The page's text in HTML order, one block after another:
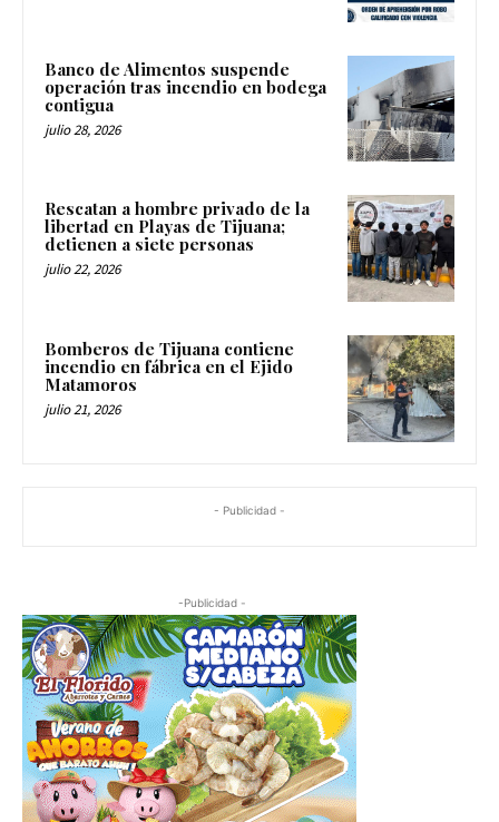
Banco de Alimentos suspende
operación tras incendio en bodega
contigua
julio 28, 2026
Rescatan a hombre privado de la
libertad en Playas de Tijuana;
detienen a siete personas
julio 22, 2026
Bomberos de Tijuana contiene
incendio en fábrica en el Ejido
Matamoros
julio 21, 2026
- Publicidad -
-Publicidad -